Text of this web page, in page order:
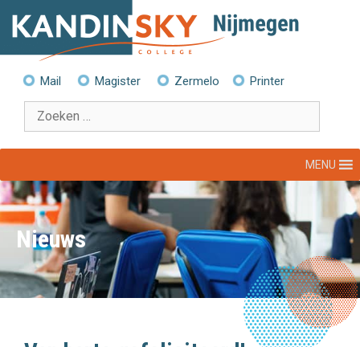
naar
Mail Magister Zermelo Printer
Zoek
naar:
MENU
Nieuws